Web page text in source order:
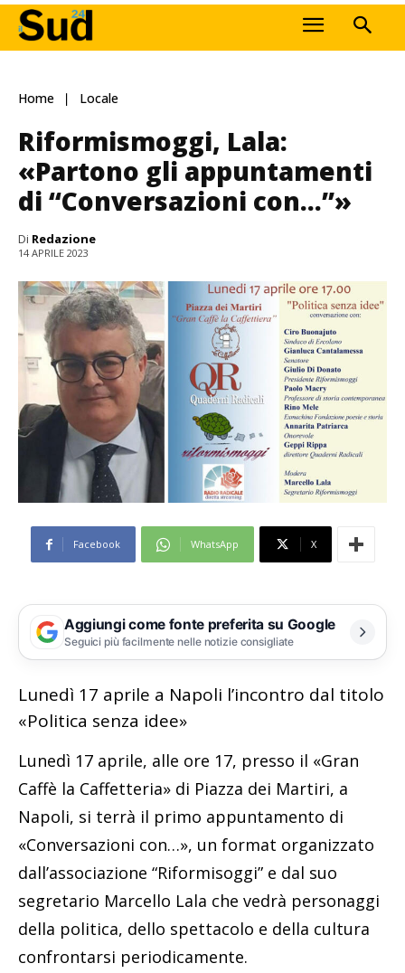
Home Locale
Riformismoggi, Lala:
«Partono gli appuntamenti
di “Conversazioni con…”»
Di Redazione
14 APRILE 2023
Facebook WhatsApp X
Aggiungi come fonte preferita su Google
Seguici più facilmente nelle notizie consigliate
Lunedì 17 aprile a Napoli l’incontro dal titolo
«Politica senza idee»
Lunedì 17 aprile, alle ore 17, presso il «Gran
Caffè la Caffetteria» di Piazza dei Martiri, a
Napoli, si terrà il primo appuntamento di
«Conversazioni con…», un format organizzato
dall’associazione “Riformisoggi” e dal suo
segretario Marcello Lala che vedrà personaggi
della politica, dello spettacolo e della cultura
confrontarsi periodicamente.